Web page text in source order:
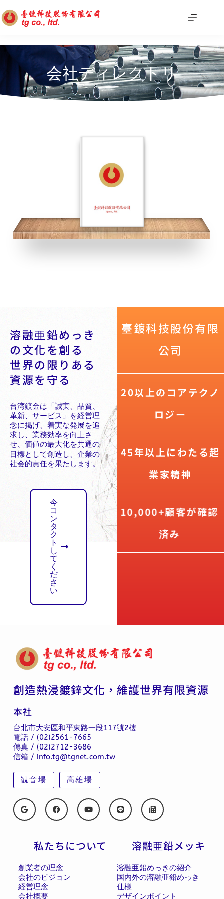
会社ディレクトリ
臺鍍科技股份有限
公司
20以上のコアテクノ
ロジー
45年以上にわたる起
業家精神
10,000+顧客が確認
済み
溶融亜鉛めっき
の文化を創る
世界の限りある
資源を守る
台湾鍍金は「誠実、品質、
革新、サービス」を経営理
念に掲げ、着実な発展を追
求し、業務効率を向上さ
せ、価値の最大化を共通の
目標として創造し、企業の
社会的責任を果たします。
今
コ
ン
タ
ク
ト
し
て
く
だ
さ
い
創造熱浸鍍鋅文化，維護世界有限資源
本社
台北市大安區和平東路一段117號2樓
電話 / (02)2561-7665
傳真 / (02)2712-3686
信箱 / info.tg@tgnet.com.tw
観音場 高雄場
私たちについて
創業者の理念
会社のビジョン
経営理念
会社概要
溶融亜鉛メッキ
溶融亜鉛めっきの紹介
国内外の溶融亜鉛めっき
仕様
デザインポイント